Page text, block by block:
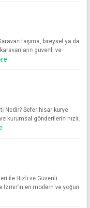
taşıma, bireysel ya da
güvenli ve
Nedir? Seferihisar kurye
kurumsal gönderilerin hızlı,
ile Hızlı ve Güvenli
İzmir’in en modern ve yoğun